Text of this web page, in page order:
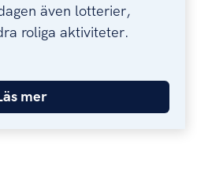
även lotterier,
roliga aktiviteter.
mer